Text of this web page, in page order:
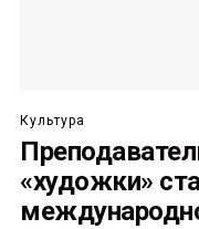
Культура
«художки»